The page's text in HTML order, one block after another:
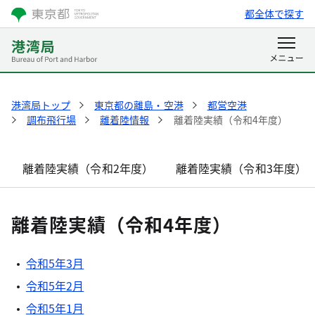
都全体で探す
港湾局トップ 東京都の離島・空港
都営空港
調布飛行場
離着陸情報 離着陸実績（令和4年度）
離着陸実績（令和2年度） 離着陸実績（令和3年度）
離着陸実績（令和4年度）
令和5年3月
令和5年2月
令和5年1月